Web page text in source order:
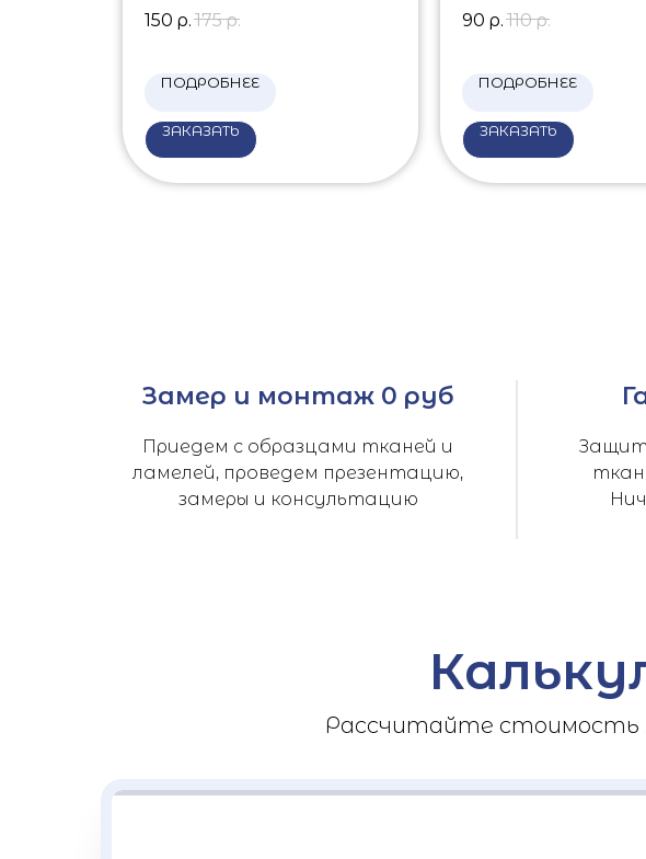
150 р. 175 р.
ПОДРОБНЕЕ
ЗАКАЗАТЬ
90 р. 110 р.
ПОДРОБНЕЕ
ЗАКАЗАТЬ
Замер и монтаж 0 руб
Приедем с образцами тканей и
ламелей, проведем презентацию,
замеры и консультацию
Рассчитайте стоимость